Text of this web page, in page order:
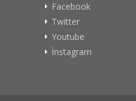
Facebook
Twitter
Youtube
İnstagram